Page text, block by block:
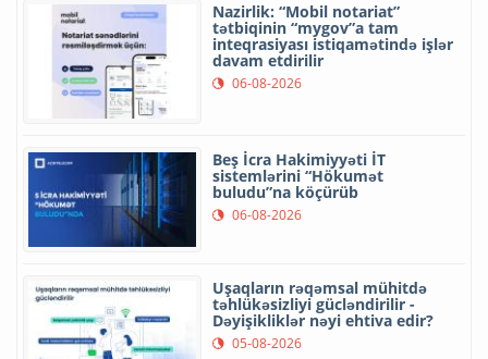
Nazirlik: “Mobil notariat”
tətbiqinin “mygov”a tam
inteqrasiyası istiqamətində işlər
davam etdirilir
06-08-2026
Beş İcra Hakimiyyəti İT
sistemlərini “Hökumət
buludu”na köçürüb
06-08-2026
Uşaqların rəqəmsal mühitdə
təhlükəsizliyi gücləndirilir -
Dəyişikliklər nəyi ehtiva edir?
05-08-2026